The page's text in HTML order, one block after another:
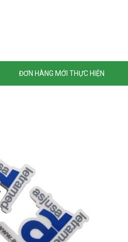
ĐƠN HÀNG MỚI THỰC HIỆN